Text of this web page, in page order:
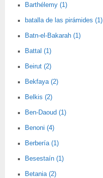
Barthélemy (1)
batalla de las pirámides (1)
Batn-el-Bakarah (1)
Battal (1)
Beirut (2)
Bekfaya (2)
Belkis (2)
Ben-Daoud (1)
Benoni (4)
Berbería (1)
Besestaín (1)
Betania (2)